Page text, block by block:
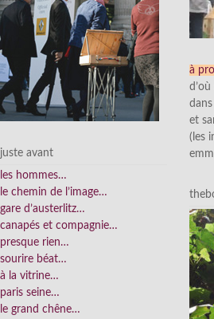
juste avant
les hommes…
le chemin de l’image…
gare d’austerlitz…
canapés et compagnie…
presque rien…
sourire béat…
à la vitrine…
paris seine…
le grand chêne…
à
et
(les